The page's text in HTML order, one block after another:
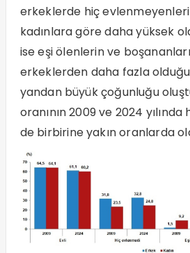
erkeklerde hiç
kadınlara göre daha yüksek
ise eşi ölenlerin ve
erkeklerden daha fazla
yandan büyük çoğunluğu
oranının 2009 ve 2024
de birbirine yakın oranlarda